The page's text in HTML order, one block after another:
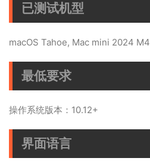
已测试机型
macOS Tahoe, Mac mini 2024 M4
最低要求
操作系统版本：10.12+
界面语言